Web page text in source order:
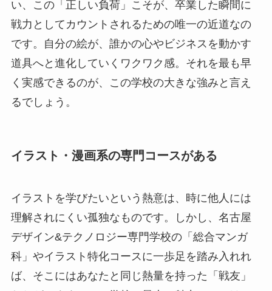
い、この「正しい負荷」こそが、卒業した瞬間に
戦力としてカウントされるための唯一の近道なの
です。自分の絵が、誰かの心やビジネスを動かす
道具へと進化していくワクワク感。それを最も早
く実感できるのが、この学校の大きな強みと言え
るでしょう。
イラスト・漫画系の専門コースがある
イラストを学びたいという熱意は、時に他人には
理解されにくい孤独なものです。しかし、名古屋
デザイン&テクノロジー専門学校の「総合マンガ
科」やイラスト特化コースに一歩足を踏み入れれ
ば、そこにはあなたと同じ熱量を持った「戦友」